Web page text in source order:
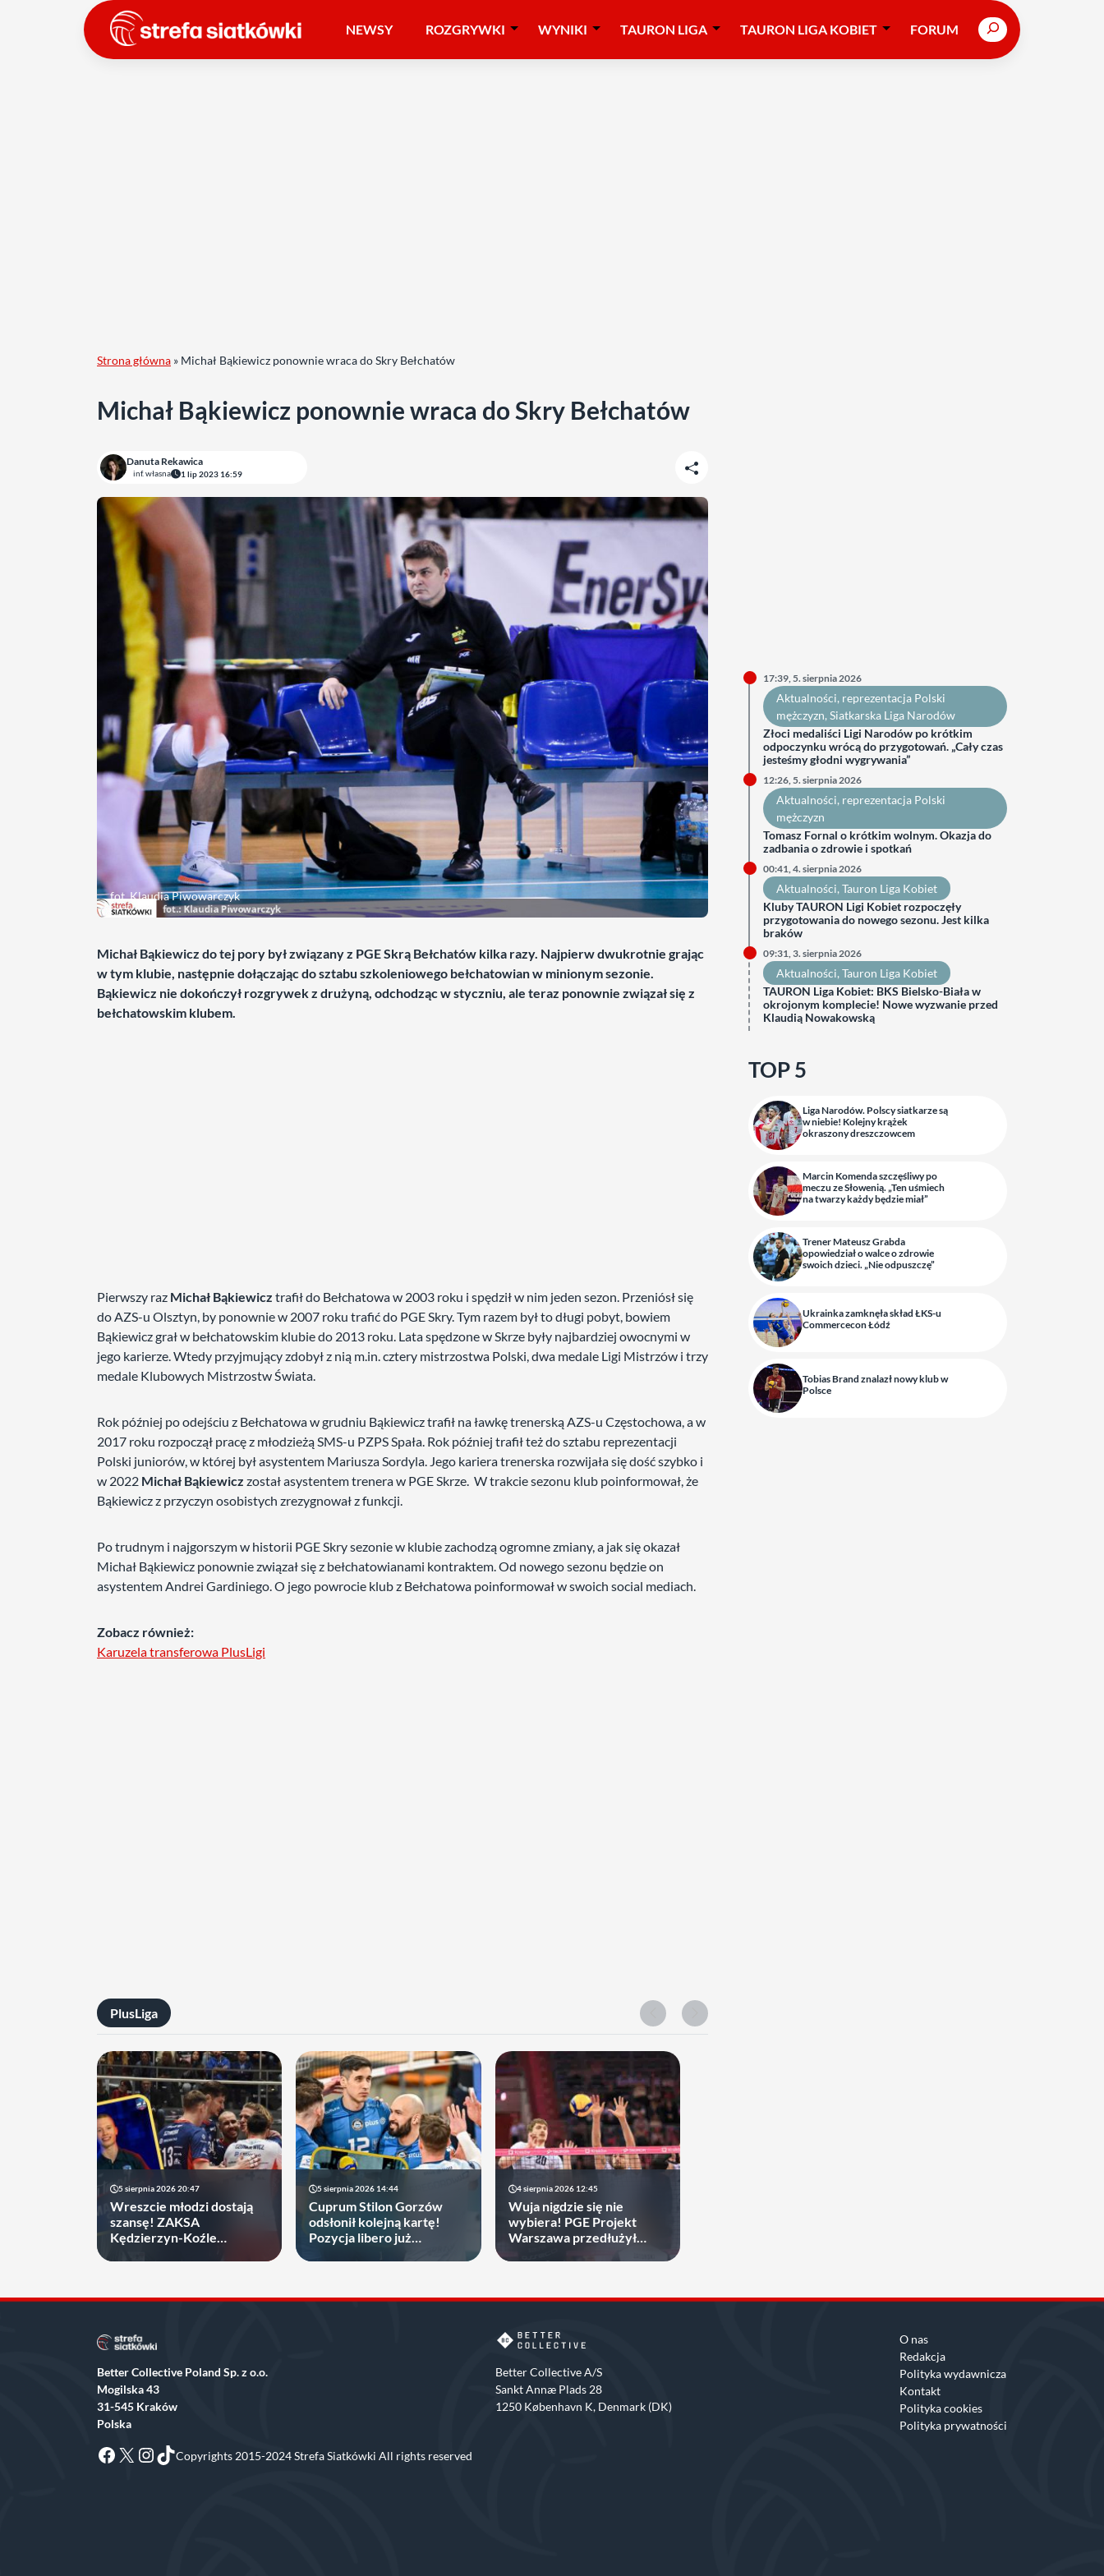
NEWSY ROZGRYWKI WYNIKI TAURON LIGA TAURON LIGA KOBIET FORUM Search
Strona główna » Michał Bąkiewicz ponownie wraca do Skry Bełchatów
Michał Bąkiewicz ponownie wraca do Skry Bełchatów
Danuta Rekawica
inf. własna 1 lip 2023 16:59
fot. Klaudia Piwowarczyk
Michał Bąkiewicz do tej pory był związany z PGE Skrą Bełchatów kilka razy. Najpierw dwukrotnie grając
w tym klubie, następnie dołączając do sztabu szkoleniowego bełchatowian w minionym sezonie.
Bąkiewicz nie dokończył rozgrywek z drużyną, odchodząc w styczniu, ale teraz ponownie związał się z
bełchatowskim klubem.
Pierwszy raz Michał Bąkiewicz trafił do Bełchatowa w 2003 roku i spędził w nim jeden sezon. Przeniósł się
do AZS-u Olsztyn, by ponownie w 2007 roku trafić do PGE Skry. Tym razem był to długi pobyt, bowiem
Bąkiewicz grał w bełchatowskim klubie do 2013 roku. Lata spędzone w Skrze były najbardziej owocnymi w
jego karierze. Wtedy przyjmujący zdobył z nią m.in. cztery mistrzostwa Polski, dwa medale Ligi Mistrzów i trzy
medale Klubowych Mistrzostw Świata.
Rok później po odejściu z Bełchatowa w grudniu Bąkiewicz trafił na ławkę trenerską AZS-u Częstochowa, a w
2017 roku rozpoczął pracę z młodzieżą SMS-u PZPS Spała. Rok później trafił też do sztabu reprezentacji
Polski juniorów, w której był asystentem Mariusza Sordyla. Jego kariera trenerska rozwijała się dość szybko i
w 2022 Michał Bąkiewicz został asystentem trenera w PGE Skrze. W trakcie sezonu klub poinformował, że
Bąkiewicz z przyczyn osobistych zrezygnował z funkcji.
Po trudnym i najgorszym w historii PGE Skry sezonie w klubie zachodzą ogromne zmiany, a jak się okazał
Michał Bąkiewicz ponownie związał się z bełchatowianami kontraktem. Od nowego sezonu będzie on
asystentem Andrei Gardiniego. O jego powrocie klub z Bełchatowa poinformował w swoich social mediach.
Zobacz również:
Karuzela transferowa PlusLigi
PlusLiga
5 sierpnia 2026 20:47
Wreszcie młodzi dostają
szansę! ZAKSA
Kędzierzyn-Koźle
5 sierpnia 2026 14:44
Cuprum Stilon Gorzów
odsłonił kolejną kartę!
Pozycja libero już
4 sierpnia 2026 12:45
Wuja nigdzie się nie
wybiera! PGE Projekt
Warszawa przedłużył
17:39, 5. sierpnia 2026
Aktualności, reprezentacja Polski
mężczyzn, Siatkarska Liga Narodów
Złoci medaliści Ligi Narodów po krótkim
odpoczynku wrócą do przygotowań. „Cały czas
jesteśmy głodni wygrywania”
12:26, 5. sierpnia 2026
Aktualności, reprezentacja Polski
mężczyzn
Tomasz Fornal o krótkim wolnym. Okazja do
zadbania o zdrowie i spotkań
00:41, 4. sierpnia 2026
Aktualności, Tauron Liga Kobiet
Kluby TAURON Ligi Kobiet rozpoczęły
przygotowania do nowego sezonu. Jest kilka
braków
09:31, 3. sierpnia 2026
Aktualności, Tauron Liga Kobiet
TAURON Liga Kobiet: BKS Bielsko-Biała w
okrojonym komplecie! Nowe wyzwanie przed
Klaudią Nowakowską
TOP 5
Liga Narodów. Polscy siatkarze są
w niebie! Kolejny krążek
okraszony dreszczowcem
Marcin Komenda szczęśliwy po
meczu ze Słowenią. „Ten uśmiech
na twarzy każdy będzie miał”
Trener Mateusz Grabda
opowiedział o walce o zdrowie
swoich dzieci. „Nie odpuszczę”
Ukrainka zamknęła skład ŁKS-u
Commercecon Łódź
Tobias Brand znalazł nowy klub w
Polsce
Better Collective Poland Sp. z o.o.
Mogilska 43
31-545 Kraków
Polska
Better Collective A/S
Sankt Annæ Plads 28
1250 København K, Denmark (DK)
O nas
Redakcja
Polityka wydawnicza
Kontakt
Polityka cookies
Polityka prywatności
Facebook
X Instagram
TikTok
Copyrights 2015-2024 Strefa Siatkówki All rights reserved